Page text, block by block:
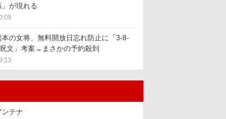
」が現れる
本の女将、無料開放日忘れ防止に「3-8-
文」考案→まさかの予約殺到
ンテナ